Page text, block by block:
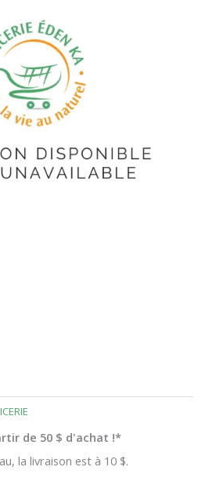
de 50 $ d'achat !*
la livraison est à 10 $.